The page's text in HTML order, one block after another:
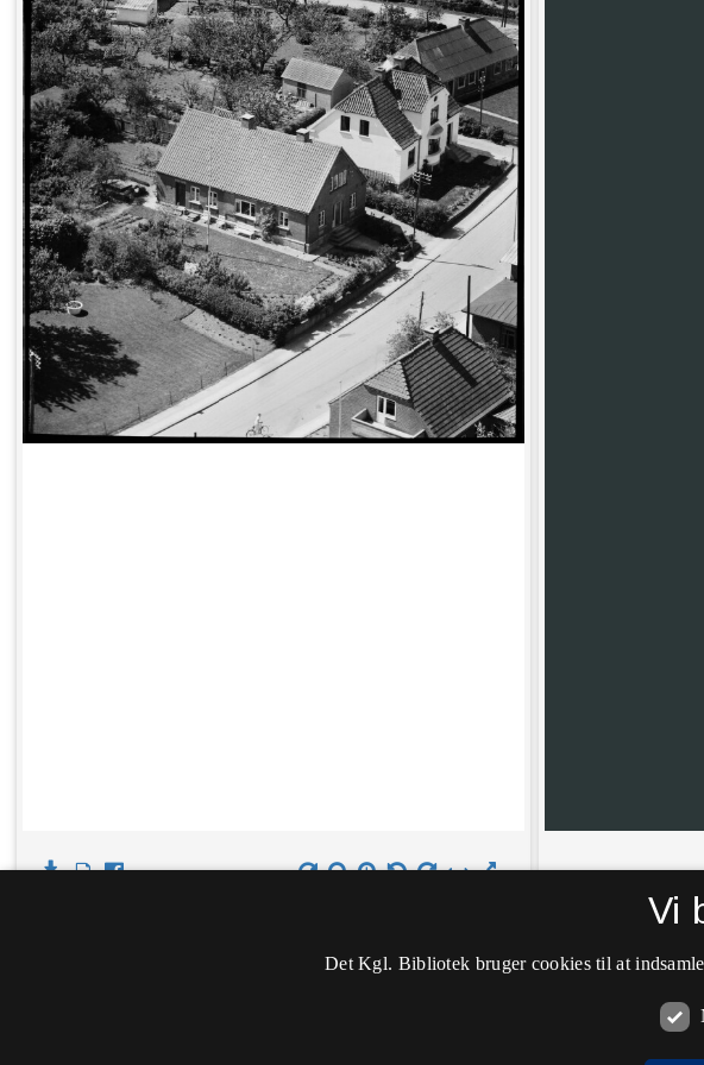
farve til grøn.
Kommentarer
Vi
Det Kgl. Bibliotek bruger cookies til at